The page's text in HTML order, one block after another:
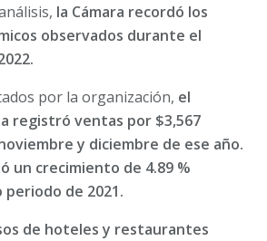
la Cámara recordó los
observados durante el
por la organización, el
registró ventas por $3,567
y diciembre de ese año.
un crecimiento de 4.89 %
de 2021.
de hoteles y restaurantes